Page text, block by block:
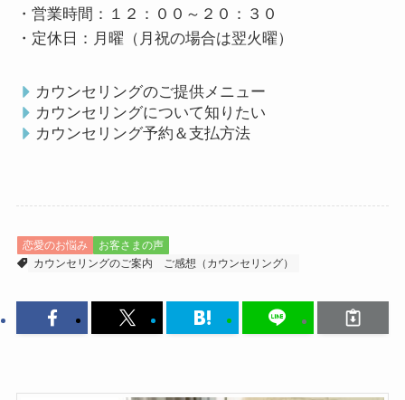
・営業時間：１２：００～２０：３０
・定休日：月曜（月祝の場合は翌火曜）
カウンセリングのご提供メニュー
カウンセリングについて知りたい
カウンセリング予約＆支払方法
恋愛のお悩み
お客さまの声
カウンセリングのご案内
ご感想（カウンセリング）